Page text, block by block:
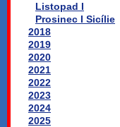
Listopad I
Prosinec I Sicílie
2018
2019
2020
2021
2022
2023
2024
2025